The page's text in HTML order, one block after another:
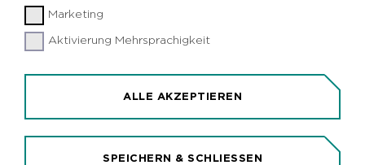
Marketing
Aktivierung Mehrsprachigkeit
ALLE AKZEPTIEREN
SPEICHERN & SCHLIESSEN
04.01.2022
Januar 2022: Arbeitslosenquote in der